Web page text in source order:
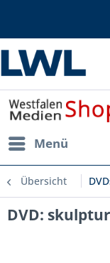
Menü
Übersicht
DVD: